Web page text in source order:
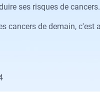
ses risques de cancers.
cancers de demain, c'est